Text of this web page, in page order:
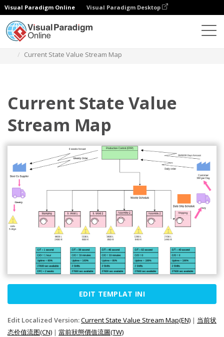
Visual Paradigm Online Visual Paradigm Desktop
Current State Value Stream Map
Current State Value
Stream Map
EDIT TEMPLAT INI
Edit Localized Version:Current State Value Stream Map(EN) | 当前状
态价值流图(CN) | 當前狀態價值流圖(TW)